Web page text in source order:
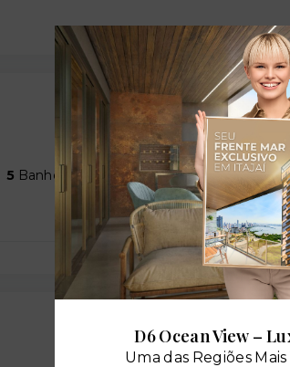
5 Banheiros 3 Vagas
D6 Ocean View –
Uma das Regiões